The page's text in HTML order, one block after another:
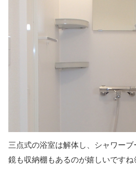
三点式の浴室は解体し、シャワーブ
鏡も収納棚もあるのが嬉しいですね